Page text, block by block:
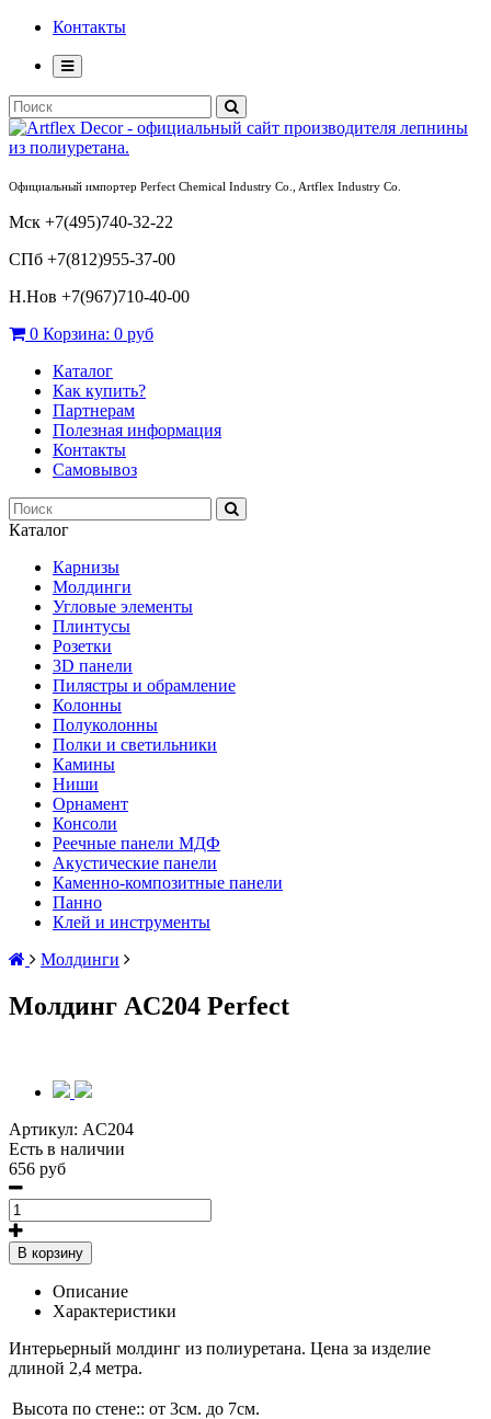
Контакты
Официальный импортер Perfect Chemical Industry Co., Artflex Industry Co.
Мск +7(495)740-32-22
СПб +7(812)955-37-00
Н.Нов +7(967)710-40-00
0 Корзина: 0 руб
Каталог
Как купить?
Партнерам
Полезная информация
Контакты
Самовывоз
Каталог
Карнизы
Молдинги
Угловые элементы
Плинтусы
Розетки
3D панели
Пилястры и обрамление
Колонны
Полуколонны
Полки и светильники
Камины
Ниши
Орнамент
Консоли
Реечные панели МДФ
Акустические панели
Каменно-композитные панели
Панно
Клей и инструменты
Молдинги
Молдинг AC204 Perfect
Артикул: AC204
Есть в наличии
656 руб
В корзину
Описание
Характеристики
Интерьерный молдинг из полиуретана. Цена за изделие
длиной 2,4 метра.
Высота по стене:: от 3см. до 7см.